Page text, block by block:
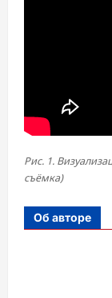
Рис. 1.
съёмка)
Об авторе